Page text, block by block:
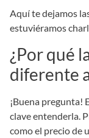
Aquí te dejamos
estuviéramos
¿Por qué
diferente
¡Buena pregunta!
clave entenderla.
como el precio de